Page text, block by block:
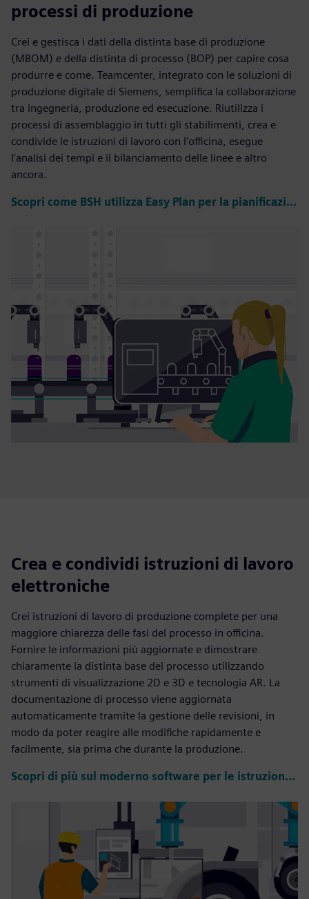
processi di produzione
Crei e gestisca i dati della distinta base di produzione
(MBOM) e della distinta di processo (BOP) per capire cosa
produrre e come. Teamcenter, integrato con le soluzioni di
produzione digitale di Siemens, semplifica la collaborazione
tra ingegneria, produzione ed esecuzione. Riutilizza i
processi di assemblaggio in tutti gli stabilimenti, crea e
condivide le istruzioni di lavoro con l'officina, esegue
l'analisi dei tempi e il bilanciamento delle linee e altro
ancora.
Scopri come BSH utilizza Easy Plan per la pianificazione complessa
Crea e condividi istruzioni di lavoro
elettroniche
Crei istruzioni di lavoro di produzione complete per una
maggiore chiarezza delle fasi del processo in officina.
Fornire le informazioni più aggiornate e dimostrare
chiaramente la distinta base del processo utilizzando
strumenti di visualizzazione 2D e 3D e tecnologia AR. La
documentazione di processo viene aggiornata
automaticamente tramite la gestione delle revisioni, in
modo da poter reagire alle modifiche rapidamente e
facilmente, sia prima che durante la produzione.
Scopri di più sul moderno software per le istruzioni di lavoro